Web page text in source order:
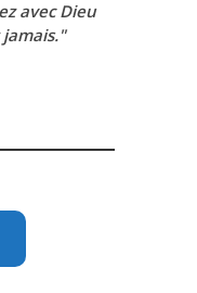
avec Dieu